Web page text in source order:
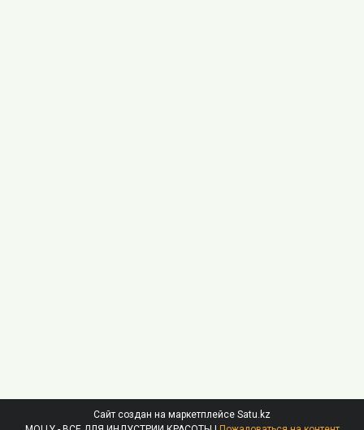
Сайт создан на маркетплейсе Satu.kz